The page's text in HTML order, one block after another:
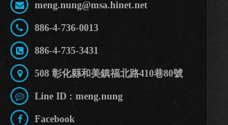
meng.nung@msa.hinet.net
886-4-736-0013
886-4-735-3431
508 彰化縣和美鎮福北路410巷80號
Line ID : meng.nung
Facebook